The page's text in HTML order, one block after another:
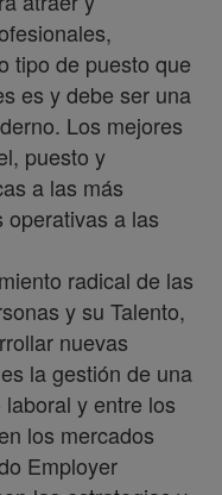
tipo de puesto que
es y debe ser una
Los mejores
puesto y
a las más
operativas a las
radical de las
y su Talento,
nuevas
la gestión de una
y entre los
los mercados
Employer